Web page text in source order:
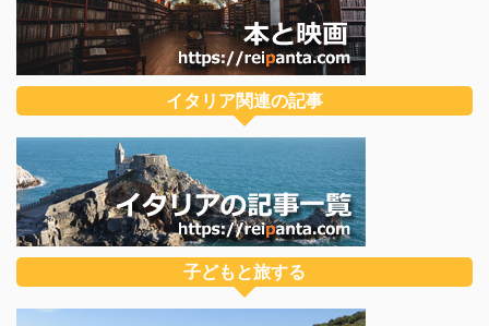
イタリア関連の記事
子どもと旅する